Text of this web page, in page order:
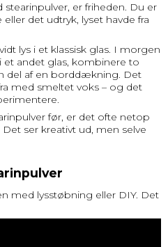
er friheden. Du er
det udtryk, lyset havde fra
lys i et klassisk glas. I morgen
andet glas, kombinere to
del af en borddækning. Det
med smeltet voks – og det
før, er det ofte netop
ser kreativt ud, men selve
med lysstøbning eller DIY. Det